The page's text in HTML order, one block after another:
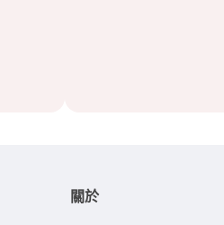
關於